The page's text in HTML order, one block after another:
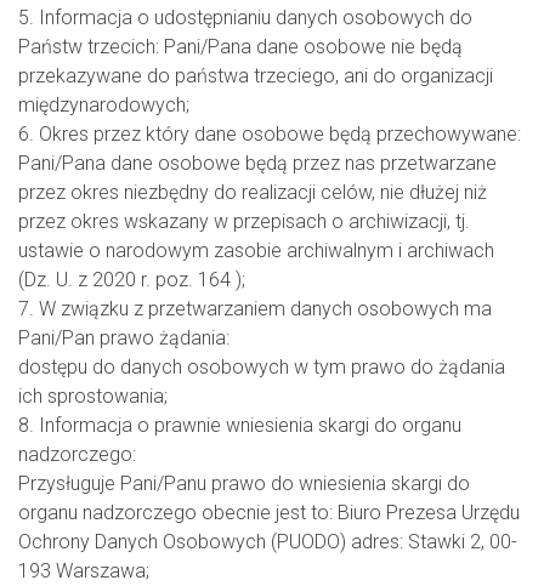
5. Informacja o udostępnianiu danych osobowych do
Państw trzecich: Pani/Pana dane osobowe nie będą
przekazywane do państwa trzeciego, ani do organizacji
międzynarodowych;
6. Okres przez który dane osobowe będą przechowywane:
Pani/Pana dane osobowe będą przez nas przetwarzane
przez okres niezbędny do realizacji celów, nie dłużej niż
przez okres wskazany w przepisach o archiwizacji, tj.
ustawie o narodowym zasobie archiwalnym i archiwach
(Dz. U. z 2020 r. poz. 164 );
7. W związku z przetwarzaniem danych osobowych ma
Pani/Pan prawo żądania:
dostępu do danych osobowych w tym prawo do żądania
ich sprostowania;
8. Informacja o prawnie wniesienia skargi do organu
nadzorczego:
Przysługuje Pani/Panu prawo do wniesienia skargi do
organu nadzorczego obecnie jest to: Biuro Prezesa Urzędu
Ochrony Danych Osobowych (PUODO) adres: Stawki 2, 00-
193 Warszawa;